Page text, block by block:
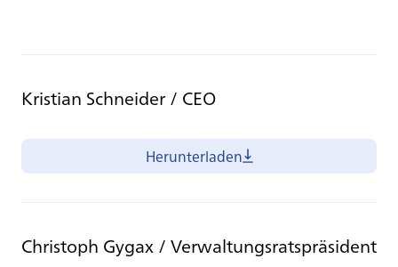
Kristian Schneider / CEO
Herunterladen
Christoph Gygax / Verwaltungsratspräsident